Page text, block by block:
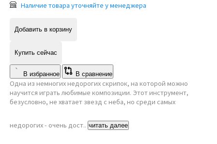
Наличие товара уточняйте у менеджера
Добавить в корзину
Купить сейчас
В избранное В сравнение
Одна из немногих недорогих скрипок, на которой можно
научится играть любимые композиции. Этот инструмент,
безусловно, не хватает звезд с неба, но среди самых
недорогих - очень дост.. читать далее